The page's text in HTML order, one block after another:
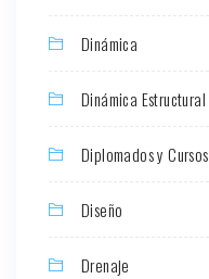
Dinámica
Dinámica Estructural
Diplomados y Cursos
Diseño
Drenaje